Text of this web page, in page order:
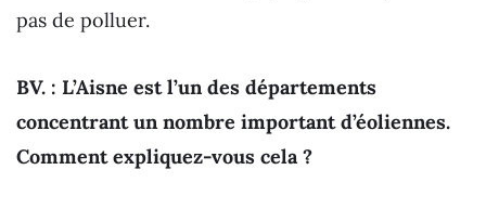
pas de polluer.
BV. : L’Aisne est l’un des départements
concentrant un nombre important d’éoliennes.
Comment expliquez-vous cela ?